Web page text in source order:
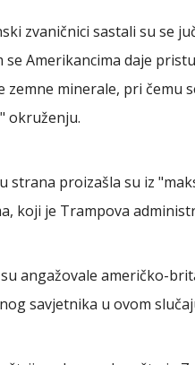
zvaničnici sastali su se
Amerikancima daje
zemne minerale, pri čemu
okruženju.
strana proizašla su iz
koji je Trampova
angažovale američko-
savjetnika u ovom